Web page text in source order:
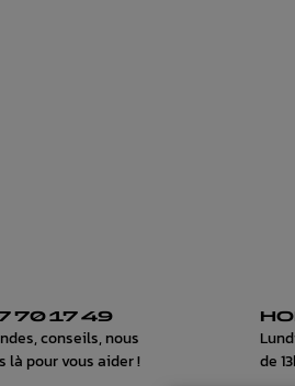
70 17 49
conseils, nous
là pour vous aider !
de